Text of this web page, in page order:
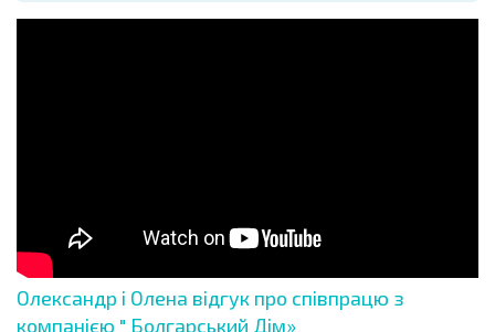
Олександр і Олена відгук про співпрацю з
компанією " Болгарський Дім»